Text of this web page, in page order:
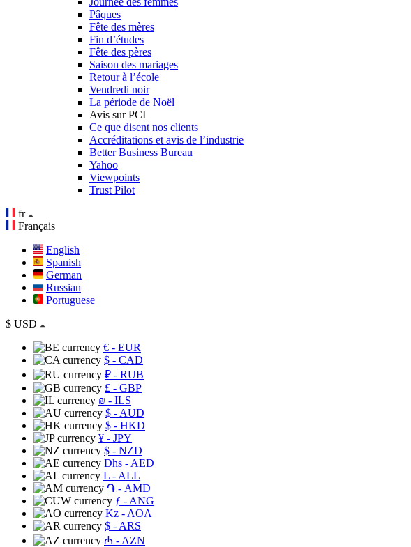
Pâques
Fête des mères
Fin d’études
Fête des pères
Saison des mariages
Retour à l’école
Vendredi noir
La période de Noël
Avis sur PCI
Ce que disent nos clients
Accréditations et avis de l’industrie
Better Business Bureau
Yahoo
Viewpoints
Trust Pilot
fr
Français
English
Spanish
German
Russian
Portuguese
$ USD
€ - EUR
$ - CAD
₽ - RUB
£ - GBP
₪ - ILS
$ - AUD
$ - HKD
¥ - JPY
$ - NZD
Dhs - AED
L - ALL
֏ - AMD
ƒ - ANG
Kz - AOA
$ - ARS
₼ - AZN